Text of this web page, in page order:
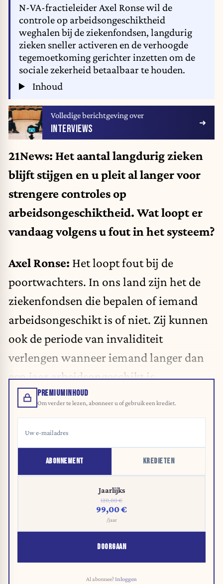
N-VA-fractieleider Axel Ronse wil de
controle op arbeidsongeschiktheid
weghalen bij de ziekenfondsen, langdurig
zieken sneller activeren en de verhoogde
tegemoetkoming gerichter inzetten om de
sociale zekerheid betaalbaar te houden.
Inhoud
Volledige berichtgeving over
INTERVIEWS
21News: Het aantal langdurig zieken
blijft stijgen en u pleit al langer voor
strengere controles op
arbeidsongeschiktheid. Wat loopt er
vandaag volgens u fout in het systeem?
Axel Ronse: Het loopt fout bij de
poortwachters. In ons land zijn het de
ziekenfondsen die bepalen of iemand
arbeidsongeschikt is of niet. Zij kunnen
ook de periode van invaliditeit
verlengen wanneer iemand langer dan
een jaar arbeidsongeschikt is.
PREMIUMINHOUD
Om verder te lezen, abonneer u of gebruik een krediet.
ABONNEMENT KREDIETEN
Jaarlijks
120,00 €
99,00 €
/jaar
DOORGAAN
Al abonnee?Inloggen